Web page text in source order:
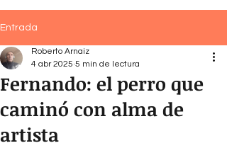
Entrada
Fernando: el perro que
caminó con alma de
artista
Roberto Arnaiz
4 abr 2025 5 min de lectura